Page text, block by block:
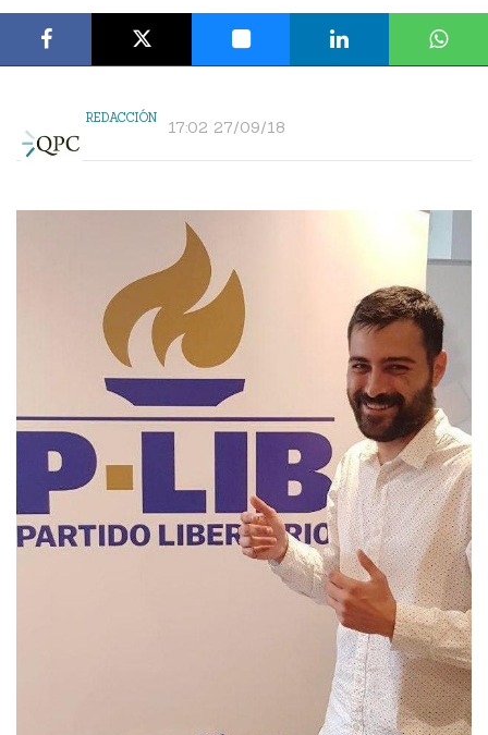
REDACCIÓN 17:02 27/09/18